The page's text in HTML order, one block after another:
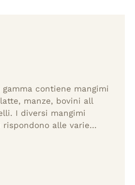
gamma contiene mangimi
manze, bovini all
I diversi mangimi
alle varie